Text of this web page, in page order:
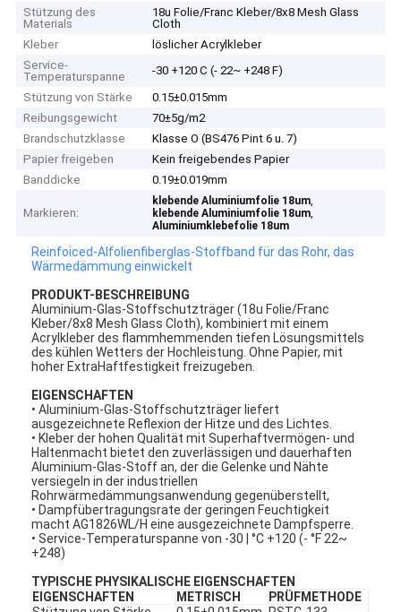
Stützung des
Materials
18u Folie/Franc Kleber/8x8 Mesh Glass
Cloth
Kleber
löslicher Acrylkleber
Service-
Temperaturspanne
-30 +120 C (- 22~ +248 F)
Stützung von Stärke
0.15±0.015mm
Reibungsgewicht
70±5g/m2
Brandschutzklasse
Klasse O (BS476 Pint 6 u. 7)
Papier freigeben
Kein freigebendes Papier
Banddicke
0.19±0.019mm
Markieren:
klebende Aluminiumfolie 18um,
klebende Aluminiumfolie 18um,
Aluminiumklebefolie 18um
Reinfoiced-Alfolienfiberglas-Stoffband für das Rohr, das
Wärmedämmung einwickelt
PRODUKT-BESCHREIBUNG
Aluminium-Glas-Stoffschutzträger (18u Folie/Franc
Kleber/8x8 Mesh Glass Cloth), kombiniert mit einem
Acrylkleber des flammhemmenden tiefen Lösungsmittels
des kühlen Wetters der Hochleistung. Ohne Papier, mit
hoher ExtraHaftfestigkeit freizugeben.
EIGENSCHAFTEN
• Aluminium-Glas-Stoffschutzträger liefert
ausgezeichnete Reflexion der Hitze und des Lichtes.
• Kleber der hohen Qualität mit Superhaftvermögen- und
Haltenmacht bietet den zuverlässigen und dauerhaften
Aluminium-Glas-Stoff an, der die Gelenke und Nähte
versiegeln in der industriellen
Rohrwärmedämmungsanwendung gegenüberstellt,
• Dampfübertragungsrate der geringen Feuchtigkeit
macht AG1826WL/H eine ausgezeichnete Dampfsperre.
• Service-Temperaturspanne von -30 | °C +120 (- °F 22~
+248)
TYPISCHE PHYSIKALISCHE EIGENSCHAFTEN
EIGENSCHAFTEN
METRISCH
PRÜFMETHODE